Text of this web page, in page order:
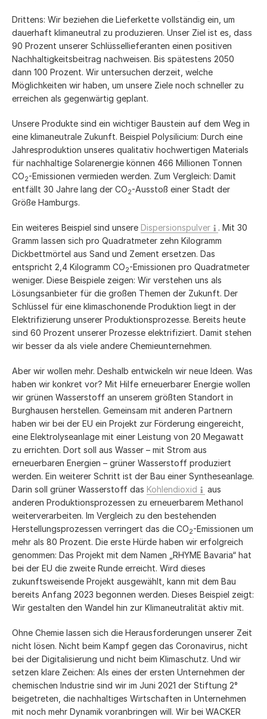
Drittens: Wir beziehen die Lieferkette vollständig ein, um
dauerhaft klimaneutral zu produzieren. Unser Ziel ist es, dass
90 Prozent unserer Schlüssellieferanten einen positiven
Nachhaltigkeitsbeitrag nachweisen. Bis spätestens 2050
dann 100 Prozent. Wir untersuchen derzeit, welche
Möglichkeiten wir haben, um unsere Ziele noch schneller zu
erreichen als gegenwärtig geplant.
Unsere Produkte sind ein wichtiger Baustein auf dem Weg in
eine klimaneutrale Zukunft. Beispiel Polysilicium: Durch eine
Jahresproduktion unseres qualitativ hochwertigen Materials
für nachhaltige Solarenergie können 466 Millionen Tonnen
CO2-Emissionen vermieden werden. Zum Vergleich: Damit
entfällt 30 Jahre lang der CO2-Ausstoß einer Stadt der
Größe Hamburgs.
Ein weiteres Beispiel sind unsere Dispersionspulver
. Mit 30
Gramm lassen sich pro Quadratmeter zehn Kilogramm
Dickbettmörtel aus Sand und Zement ersetzen. Das
entspricht 2,4 Kilogramm CO2-Emissionen pro Quadratmeter
weniger. Diese Beispiele zeigen: Wir verstehen uns als
Lösungsanbieter für die großen Themen der Zukunft. Der
Schlüssel für eine klimaschonende Produktion liegt in der
Elektrifizierung unserer Produktionsprozesse. Bereits heute
sind 60 Prozent unserer Prozesse elektrifiziert. Damit stehen
wir besser da als viele andere Chemieunternehmen.
Aber wir wollen mehr. Deshalb entwickeln wir neue Ideen. Was
haben wir konkret vor? Mit Hilfe erneuerbarer Energie wollen
wir grünen Wasserstoff an unserem größten Standort in
Burghausen herstellen. Gemeinsam mit anderen Partnern
haben wir bei der EU ein Projekt zur Förderung eingereicht,
eine Elektrolyseanlage mit einer Leistung von 20 Megawatt
zu errichten. Dort soll aus Wasser – mit Strom aus
erneuerbaren Energien – grüner Wasserstoff produziert
werden. Ein weiterer Schritt ist der Bau einer Syntheseanlage.
Darin soll grüner Wasserstoff das Kohlendioxid
aus
anderen Produktionsprozessen zu erneuerbarem Methanol
weiterverarbeiten. Im Vergleich zu den bestehenden
Herstellungsprozessen verringert das die CO2-Emissionen um
mehr als 80 Prozent. Die erste Hürde haben wir erfolgreich
genommen: Das Projekt mit dem Namen „RHYME Bavaria“ hat
bei der EU die zweite Runde erreicht. Wird dieses
zukunftsweisende Projekt ausgewählt, kann mit dem Bau
bereits Anfang 2023 begonnen werden. Dieses Beispiel zeigt:
Wir gestalten den Wandel hin zur Klimaneutralität aktiv mit.
Ohne Chemie lassen sich die Herausforderungen unserer Zeit
nicht lösen. Nicht beim Kampf gegen das Coronavirus, nicht
bei der Digitalisierung und nicht beim Klimaschutz. Und wir
setzen klare Zeichen: Als eines der ersten Unternehmen der
chemischen Industrie sind wir im Juni 2021 der Stiftung 2°
beigetreten, die nachhaltiges Wirtschaften in Unternehmen
mit noch mehr Dynamik voranbringen will. Wir bei WACKER